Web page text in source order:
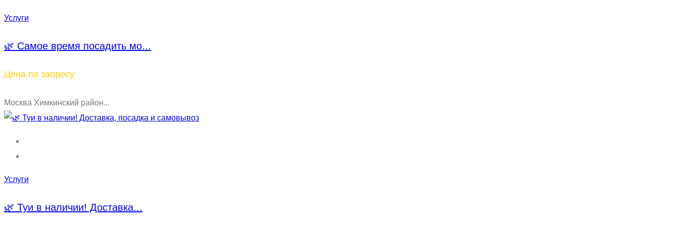
Услуги
🌿 Самое время посадить мо...
Цена по запросу
Москва Химкинский район...
Услуги
🌿 Туи в наличии! Доставка...